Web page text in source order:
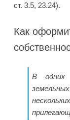
ст. 3.5, 23.24).
Как
В одних